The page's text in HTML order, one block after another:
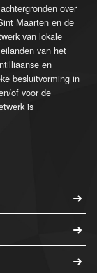
over
Maarten en de
van lokale
van het
en
besluitvorming in
of voor de
is